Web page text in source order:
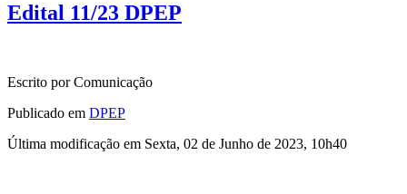
Edital 11/23 DPEP
Escrito por Comunicação
Publicado em DPEP
Última modificação em Sexta, 02 de Junho de 2023, 10h40